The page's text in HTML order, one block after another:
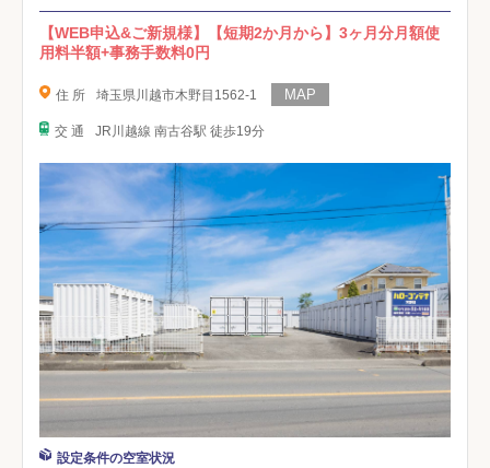
【WEB申込&ご新規様】【短期2か月から】3ヶ月分月額使
用料半額+事務手数料0円
住 所 埼玉県川越市木野目1562-1
交 通 JR川越線 南古谷駅 徒歩19分
設定条件の空室状況